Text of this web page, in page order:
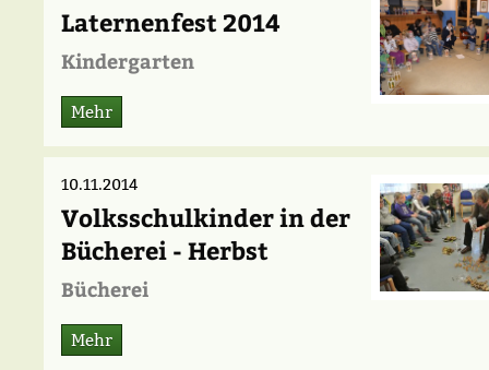
Laternenfest 2014
Kindergarten
Mehr
10.11.2014
Volksschulkinder in der
Bücherei - Herbst
Bücherei
Mehr